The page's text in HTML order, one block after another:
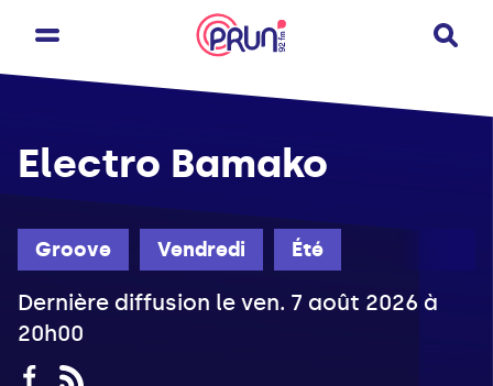
Groove Vendredi Été
Electro Bamako
Dernière diffusion le ven. 7 août 2026 à
20h00